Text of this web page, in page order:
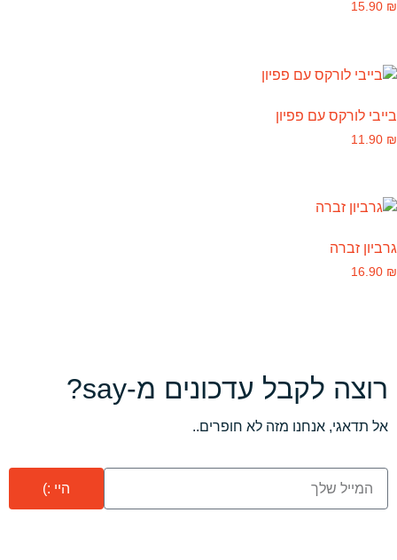
15.90 ₪
בייבי לורקס עם פפיון
11.90 ₪
גרביון זברה
16.90 ₪
רוצה לקבל עדכונים מ-say?
אל תדאגי, אנחנו מזה לא חופרים..
היי :)